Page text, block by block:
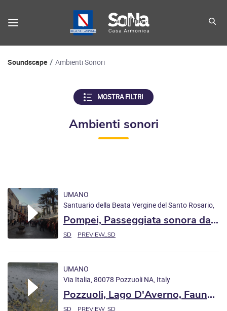
Percorso di navigazione
Soundscape Ambienti Sonori
MOSTRA FILTRI
Ambienti sonori
UMANO
Santuario della Beata Vergine del Santo Rosario,
Via A. de Fusco, 80045 Pompei NA, Italy
Pompei, Passeggiata sonora da
Santuario della Beata Vergine
Maria del Santo Rosario
all'ingresso degli scavi
archeologici
SD PREVIEW_SD
UMANO
Via Italia, 80078 Pozzuoli NA, Italy
Pozzuoli, Lago D'Averno, Fauna
SD PREVIEW_SD